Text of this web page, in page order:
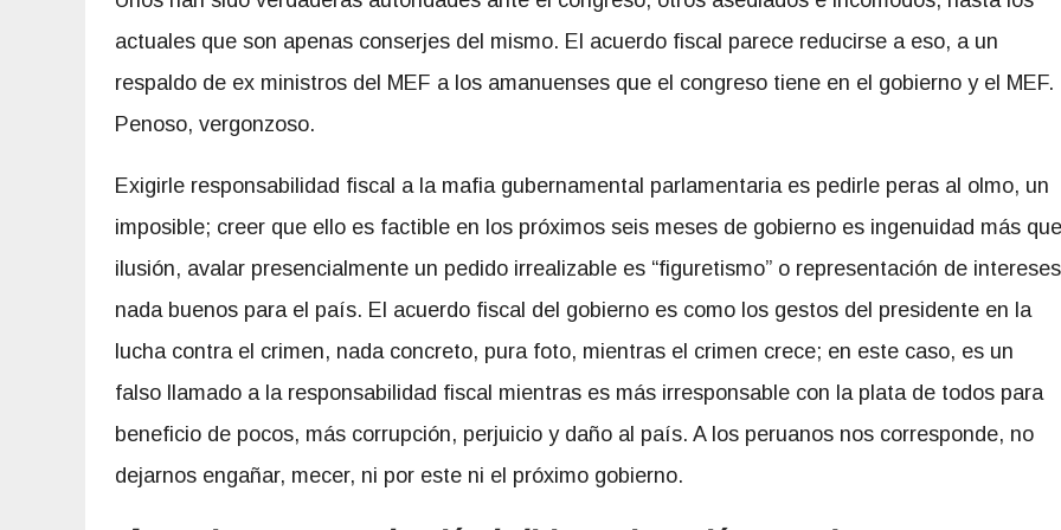
actuales que son apenas conserjes del mismo. El acuerdo fiscal parece reducirse a eso, a un
respaldo de ex ministros del MEF a los amanuenses que el congreso tiene en el gobierno y el MEF.
Penoso, vergonzoso.
Exigirle responsabilidad fiscal a la mafia gubernamental parlamentaria es pedirle peras al olmo, un
imposible; creer que ello es factible en los próximos seis meses de gobierno es ingenuidad más que
ilusión, avalar presencialmente un pedido irrealizable es “figuretismo” o representación de intereses
nada buenos para el país. El acuerdo fiscal del gobierno es como los gestos del presidente en la
lucha contra el crimen, nada concreto, pura foto, mientras el crimen crece; en este caso, es un
falso llamado a la responsabilidad fiscal mientras es más irresponsable con la plata de todos para
beneficio de pocos, más corrupción, perjuicio y daño al país. A los peruanos nos corresponde, no
dejarnos engañar, mecer, ni por este ni el próximo gobierno.